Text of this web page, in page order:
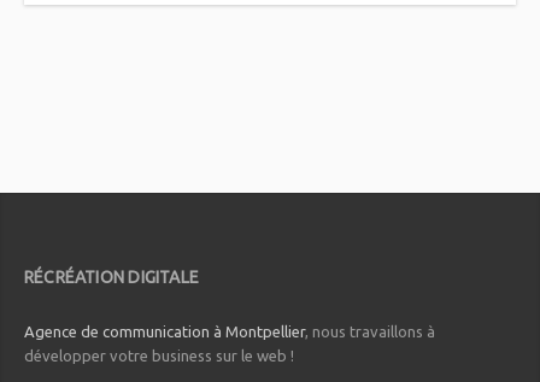
RÉCRÉATION DIGITALE
Agence de communication à Montpellier, nous travaillons à
développer votre business sur le web !